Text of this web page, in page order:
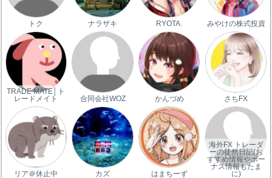
トク ナラザキ RYOTA. みやけの株式投資
TRADE MATE│ト
レードメイト
合同会社WOZ かんづめ さちFX
リア＠休止中 カズ はまちーず
海外FX トレーダ
ーの徒然日記(お
すすめ情報やボー
ナス情報もたま
に)